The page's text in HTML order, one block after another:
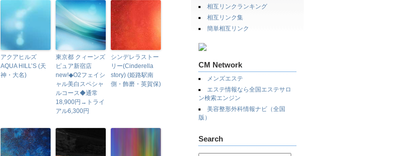
相互リンクランキング
相互リンク集
簡単相互リンク
CM Network
メンズエステ
エステ情報なら全国エステサロ
ン検索エンジン
美容整形外科情報ナビ（全国
版）
Search
アクアヒルズ
AQUA HILL’S (天
神・大名)
東京都 クィーンズ
ピュア新宿店
new!◆O2フェイシ
ャル美白スペシャ
ルコース◆通常
18,900円→トライ
アル6,300円
シンデレラストー
リー(Cinderella
story) (姫路駅南
側・飾磨・英賀保)